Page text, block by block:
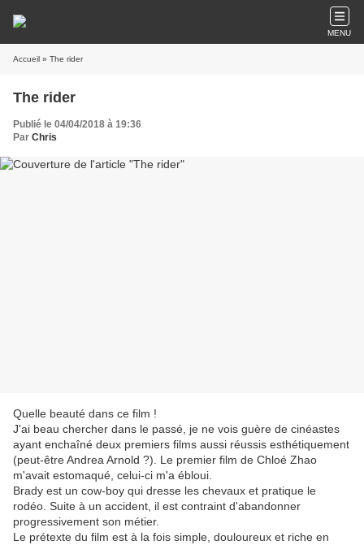
MENU
Accueil » The rider
The rider
Publié le 04/04/2018 à 19:36
Par Chris
Quelle beauté dans ce film !
J'ai beau chercher dans le passé, je ne vois guère de cinéastes
ayant enchaîné deux premiers films aussi réussis esthétiquement
(peut-être Andrea Arnold ?). Le premier film de Chloé Zhao
m'avait estomaqué, celui-ci m'a ébloui.
Brady est un cow-boy qui dresse les chevaux et pratique le
rodéo. Suite à un accident, il est contraint d'abandonner
progressivement son métier.
Le prétexte du film est à la fois simple, douloureux et riche en